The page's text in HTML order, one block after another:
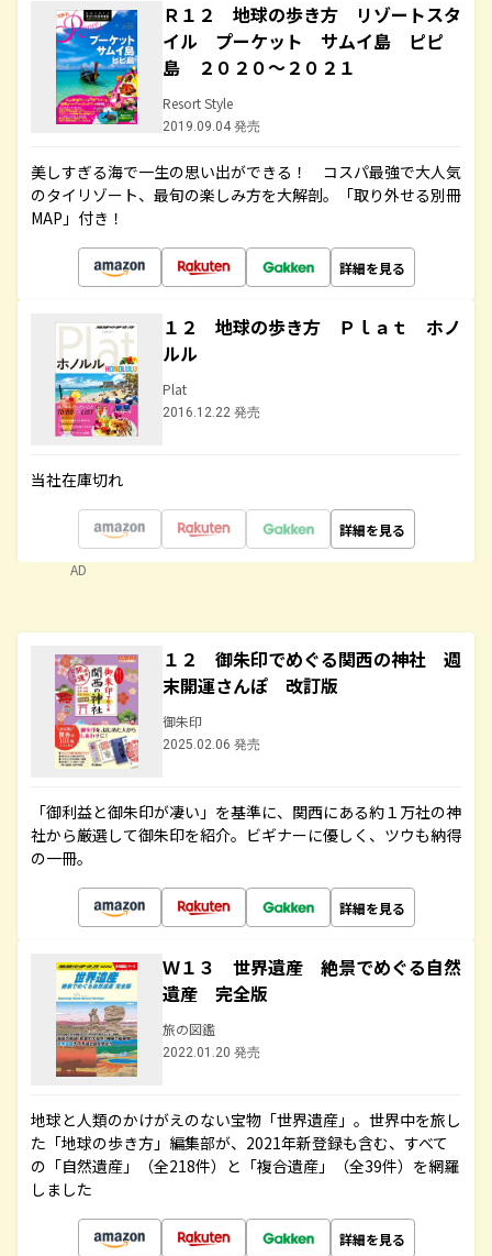
Ｒ１２ 地球の歩き方 リゾートスタ
イル プーケット サムイ島 ピピ
島 ２０２０～２０２１
Resort Style
2019.09.04 発売
美しすぎる海で一生の思い出ができる！ コスパ最強で大人気
のタイリゾート、最旬の楽しみ方を大解剖。「取り外せる別冊
MAP」付き！
詳細を見る
１２ 地球の歩き方 Ｐｌａｔ ホノ
ルル
Plat
2016.12.22 発売
当社在庫切れ
詳細を見る
AD
１２ 御朱印でめぐる関西の神社 週
末開運さんぽ 改訂版
御朱印
2025.02.06 発売
「御利益と御朱印が凄い」を基準に、関西にある約１万社の神
社から厳選して御朱印を紹介。ビギナーに優しく、ツウも納得
の一冊。
詳細を見る
Ｗ１３ 世界遺産 絶景でめぐる自然
遺産 完全版
旅の図鑑
2022.01.20 発売
地球と人類のかけがえのない宝物「世界遺産」。世界中を旅し
た「地球の歩き方」編集部が、2021年新登録も含む、すべて
の「自然遺産」（全218件）と「複合遺産」（全39件）を網羅
しました
詳細を見る